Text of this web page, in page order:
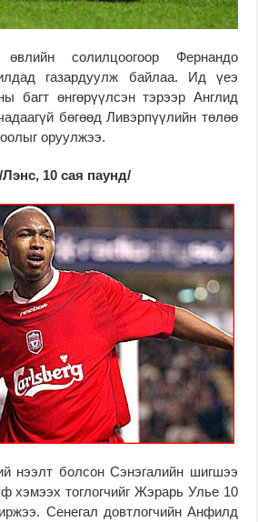
солилцоогоор Фернандо
газардуулж байлаа. Ид үеэ
багт өнгөрүүлсэн тэрээр Англид
бөгөөд Ливэрпүүлийн төлөө
оруулжээ.
10 сая паунд/
нээлт болсон Сэнэгалийн шигшээ
хэмээх тоглогчийг Жэрарь Улье 10
Сенегал довтлогчийн Анфилд